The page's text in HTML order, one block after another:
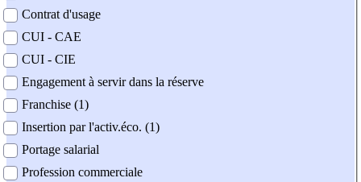
Contrat d'usage
CUI - CAE
CUI - CIE
Engagement à servir dans la réserve
Franchise (1)
Insertion par l'activ.éco. (1)
Portage salarial
Profession commerciale